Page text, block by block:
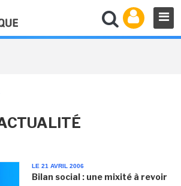
LE 21 AVRIL 2006
Bilan social : une mixité à revoir